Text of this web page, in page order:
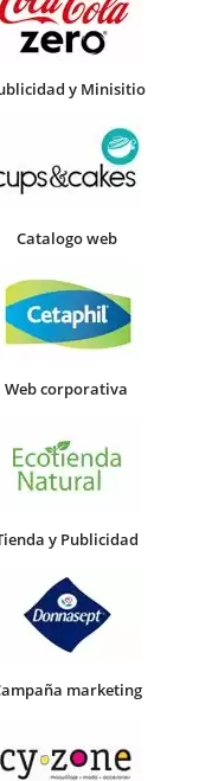
y Minisitio
Catalogo web
Web corporativa
y Publicidad
marketing